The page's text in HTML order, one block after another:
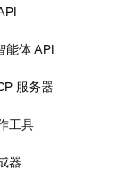
能体 API
服务器
工具
器